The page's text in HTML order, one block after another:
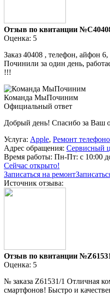
Отзыв по квитанции
Оценка: 5
Заказ 40408 , телефон, айфон 6,
Починили за один день,
!!!
Команда МыПочиним
Официальный ответ
Добрый день! Спасибо за Ваш
Услуга: Apple, Ремонт
Адрес обращения: Сервисный
Время работы: Пн-Пт: с 10:00
Сейчас открыто!
Записаться на ремонт
Источник отзыва:
Отзыв по квитанции
Оценка: 5
№ заказа Z61531/1 Отличная
смартфонов! Быстро и